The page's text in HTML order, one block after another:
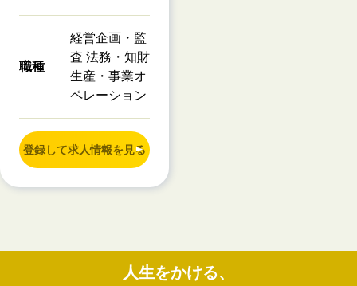
職種
経営企画・監
査 法務・知財
生産・事業オ
ペレーション
登録して求人情報を見る
人生をかける、